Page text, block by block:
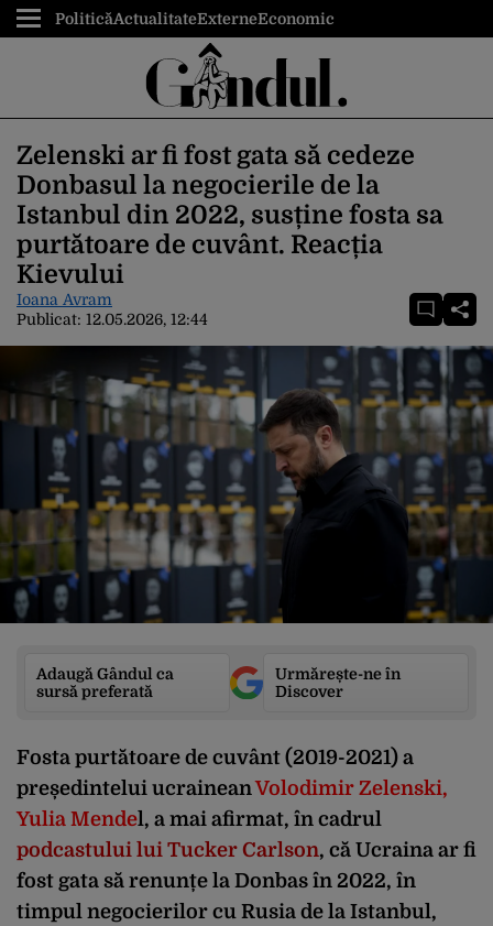
PoliticăActualitateExterneEconomic
Zelenski ar fi fost gata să cedeze
Donbasul la negocierile de la
Istanbul din 2022, susține fosta sa
purtătoare de cuvânt. Reacția
Kievului
Ioana Avram
Publicat: 12.05.2026, 12:44
Adaugă Gândul ca
sursă preferată
Urmărește-ne în
Discover
Fosta purtătoare de cuvânt (2019-2021) a
președintelui ucraineanVolodimir Zelenski,
Yulia Mendel, a mai afirmat, în cadrul
podcastului lui Tucker Carlson, că Ucraina ar fi
fost gata să renunțe la Donbas în 2022, în
timpul negocierilor cu Rusia de la Istanbul,